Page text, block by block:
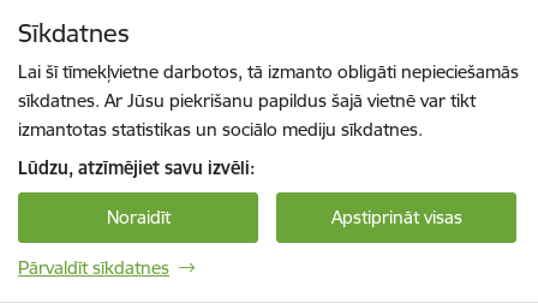
Sīkdatnes
Lai šī tīmekļvietne darbotos, tā izmanto obligāti nepieciešamās
sīkdatnes. Ar Jūsu piekrišanu papildus šajā vietnē var tikt
izmantotas statistikas un sociālo mediju sīkdatnes.
Lūdzu, atzīmējiet savu izvēli:
Noraidīt Apstiprināt visas
Pārvaldīt sīkdatnes